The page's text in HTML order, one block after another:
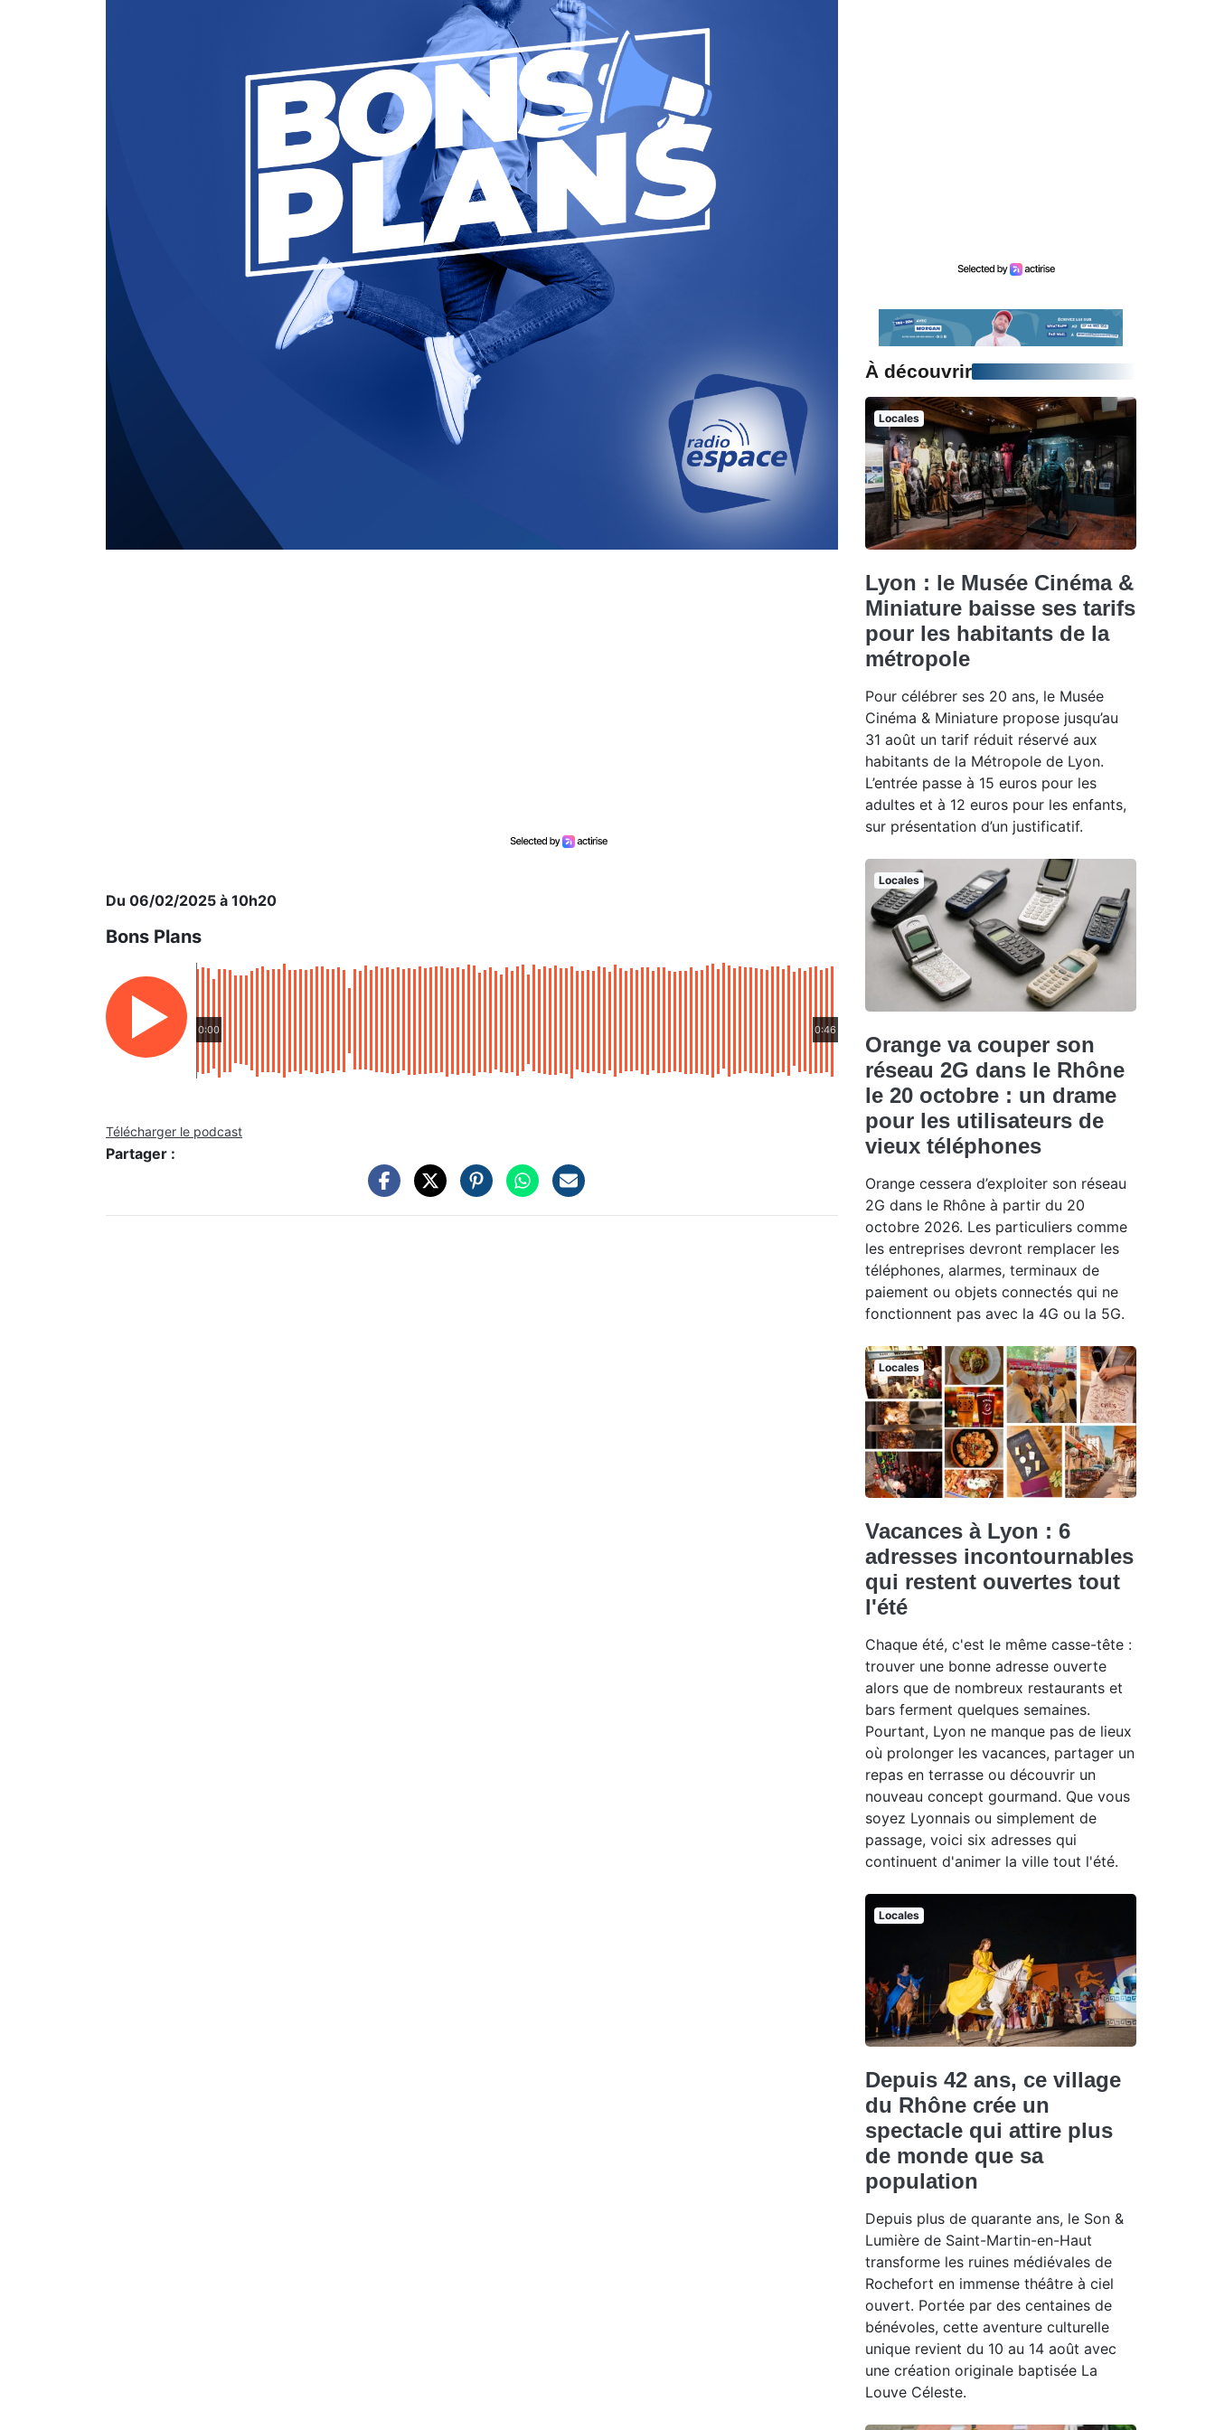
Du 06/02/2025 à 10h20
Bons Plans
0:00 0:46
Télécharger le podcast
Partager :
À découvrir
Locales
Lyon : le Musée Cinéma &
Miniature baisse ses tarifs
pour les habitants de la
métropole
Pour célébrer ses 20 ans, le Musée
Cinéma & Miniature propose jusqu’au
31 août un tarif réduit réservé aux
habitants de la Métropole de Lyon.
L’entrée passe à 15 euros pour les
adultes et à 12 euros pour les enfants,
sur présentation d’un justificatif.
Locales
Orange va couper son
réseau 2G dans le Rhône
le 20 octobre : un drame
pour les utilisateurs de
vieux téléphones
Orange cessera d’exploiter son réseau
2G dans le Rhône à partir du 20
octobre 2026. Les particuliers comme
les entreprises devront remplacer les
téléphones, alarmes, terminaux de
paiement ou objets connectés qui ne
fonctionnent pas avec la 4G ou la 5G.
Locales
Vacances à Lyon : 6
adresses incontournables
qui restent ouvertes tout
l'été
Chaque été, c'est le même casse-tête :
trouver une bonne adresse ouverte
alors que de nombreux restaurants et
bars ferment quelques semaines.
Pourtant, Lyon ne manque pas de lieux
où prolonger les vacances, partager un
repas en terrasse ou découvrir un
nouveau concept gourmand. Que vous
soyez Lyonnais ou simplement de
passage, voici six adresses qui
continuent d'animer la ville tout l'été.
Locales
Depuis 42 ans, ce village
du Rhône crée un
spectacle qui attire plus
de monde que sa
population
Depuis plus de quarante ans, le Son &
Lumière de Saint-Martin-en-Haut
transforme les ruines médiévales de
Rochefort en immense théâtre à ciel
ouvert. Portée par des centaines de
bénévoles, cette aventure culturelle
unique revient du 10 au 14 août avec
une création originale baptisée La
Louve Céleste.